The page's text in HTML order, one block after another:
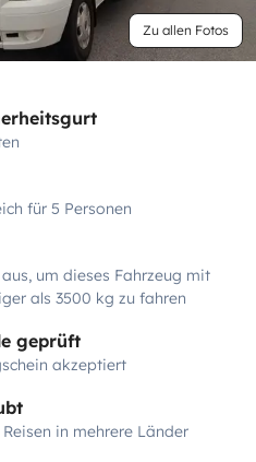
Zu allen Fotos
für 5 Personen
um dieses Fahrzeug mit
als 3500 kg zu fahren
geprüft
akzeptiert
in mehrere Länder